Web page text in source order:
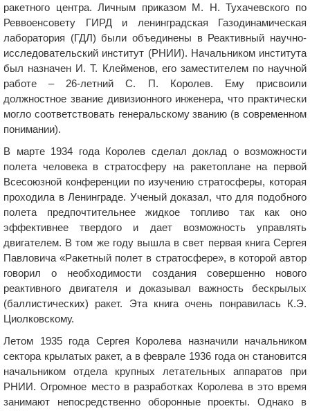
ракетного центра. Личным приказом М. Н. Тухачевского по
Реввоенсовету ГИРД и ленинградская Газодинамическая
лаборатория (ГДЛ) были объединены в Реактивный научно-
исследовательский институт (РНИИ). Начальником института
был назначен И. Т. Клейменов, его заместителем по научной
работе – 26-летний С. П. Королев. Ему присвоили
должностное звание дивизионного инженера, что практически
могло соответствовать генеральскому званию (в современном
понимании).
В марте 1934 года Королев сделал доклад о возможности
полета человека в стратосферу на ракетоплане на первой
Всесоюзной конференции по изучению стратосферы, которая
проходила в Ленинграде. Ученый доказал, что для подобного
полета предпочтительнее жидкое топливо так как оно
эффективнее твердого и дает возможность управлять
двигателем. В том же году вышла в свет первая книга Сергея
Павловича «Ракетный полет в стратосфере», в которой автор
говорил о необходимости создания совершенно нового
реактивного двигателя и доказывал важность бескрылых
(баллистических) ракет. Эта книга очень понравилась К.Э.
Циолковскому.
Летом 1935 года Сергея Королева назначили начальником
сектора крылатых ракет, а в феврале 1936 года он становится
начальником отдела крупных летательных аппаратов при
РНИИ. Огромное место в разработках Королева в это время
занимают непосредственно оборонные проекты. Однако в